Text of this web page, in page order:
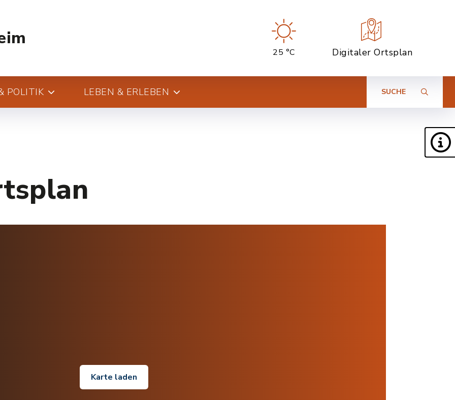
25 °C Digitaler Ortsplan
POLITIK LEBEN & ERLEBEN SUCHE
Karte laden